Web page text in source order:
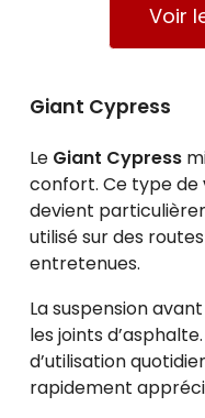
Voir
Giant Cypress
Le Giant Cypress
confort. Ce type de
devient
utilisé sur des
entretenues.
La suspension
les joints
d’utilisation
rapidement